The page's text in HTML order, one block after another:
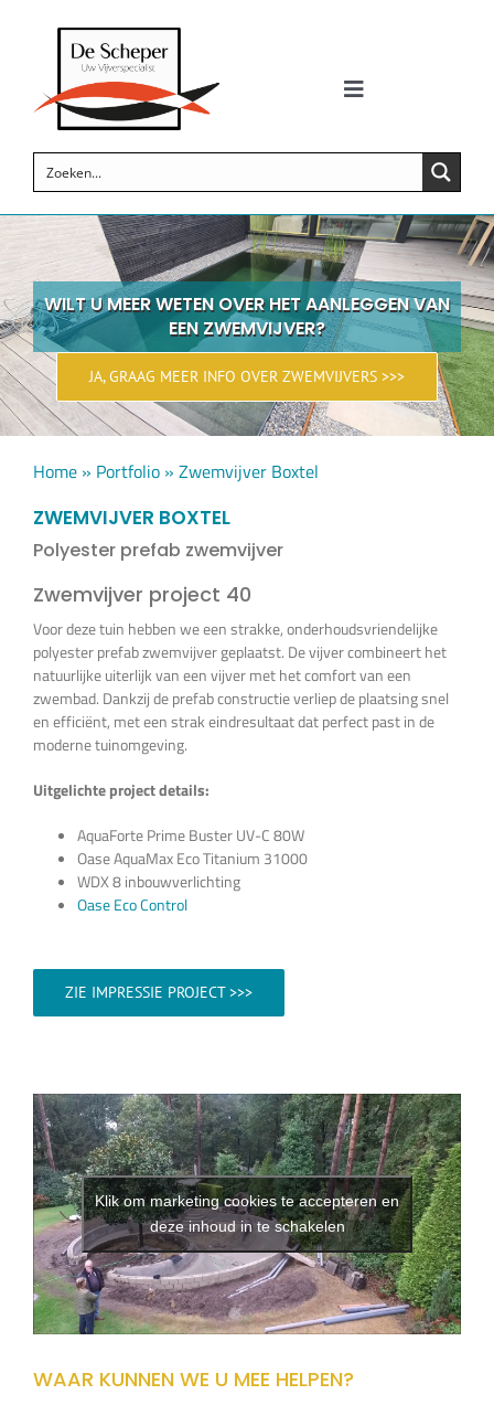
Toggle
Siervijvers
Koi vijvers
Vijverproducten
Wellness
Vijverplanten
Koi’s en siervissen
Waterkwaliteit
Impressie
Contact
Onze Webshop >>>
WILT U MEER WETEN OVER HET AANLEGGEN VAN
EEN ZWEMVIJVER?
JA, GRAAG MEER INFO OVER ZWEMVIJVERS >>>
Home» Portfolio» Zwemvijver Boxtel
ZWEMVIJVER BOXTEL
Polyester prefab zwemvijver
Zwemvijver project 40
Voor deze tuin hebben we een strakke, onderhoudsvriendelijke
polyester prefab zwemvijver geplaatst. De vijver combineert het
natuurlijke uiterlijk van een vijver met het comfort van een
zwembad. Dankzij de prefab constructie verliep de plaatsing snel
en efficiënt, met een strak eindresultaat dat perfect past in de
moderne tuinomgeving.
Uitgelichte project details:
AquaForte Prime Buster UV-C 80W
Oase AquaMax Eco Titanium 31000
WDX 8 inbouwverlichting
Oase Eco Control
ZIE IMPRESSIE PROJECT >>>
WAAR KUNNEN WE U MEE HELPEN?
Klik om marketing cookies te accepteren en
deze inhoud in te schakelen